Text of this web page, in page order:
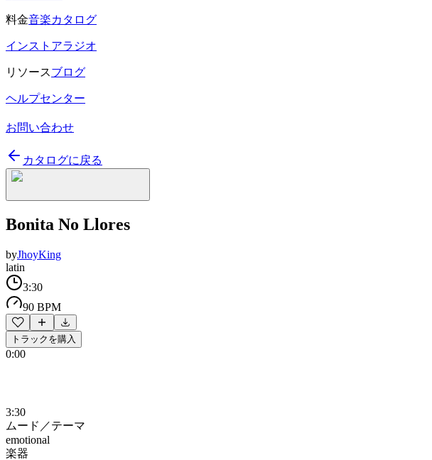
料金音楽カタログ
インストアラジオ
リソースブログ
ヘルプセンター
お問い合わせ
カタログに戻る
Bonita No Llores
byJhoyKing
latin
3:30
90 BPM
トラックを購入
0:00
3:30
ムード／テーマ
emotional
楽器